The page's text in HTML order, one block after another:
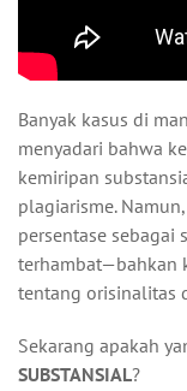
Banyak kasus di
menyadari bahwa
kemiripan
plagiarisme.
persentase sebagai
terhambat—bahkan
tentang orisinalitas
Sekarang apakah
SUBSTANSIAL?